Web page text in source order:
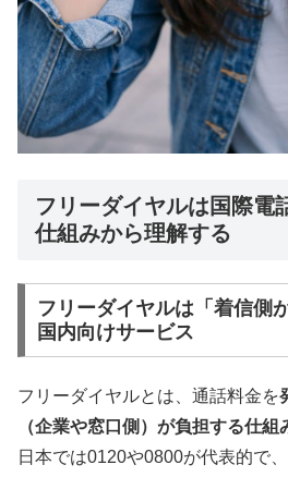
フリーダイヤルは国際電
仕組みから理解する
フリーダイヤルは「着信側
国内向けサービス
フリーダイヤルとは、通話料金を
（企業や窓口側）が負担する仕組
日本では0120や0800が代表的で